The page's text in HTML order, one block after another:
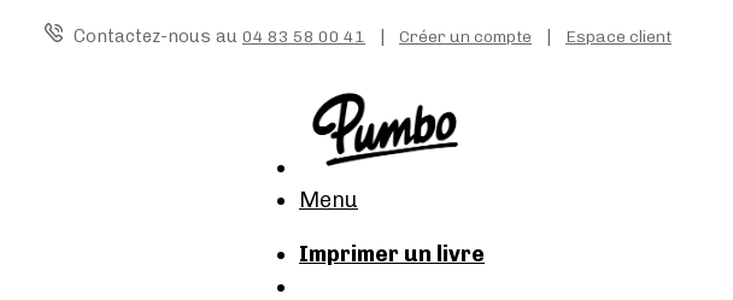
Contactez-nous au 04 83 58 00 41 | Créer un compte | Espace client
Menu
Imprimer un livre